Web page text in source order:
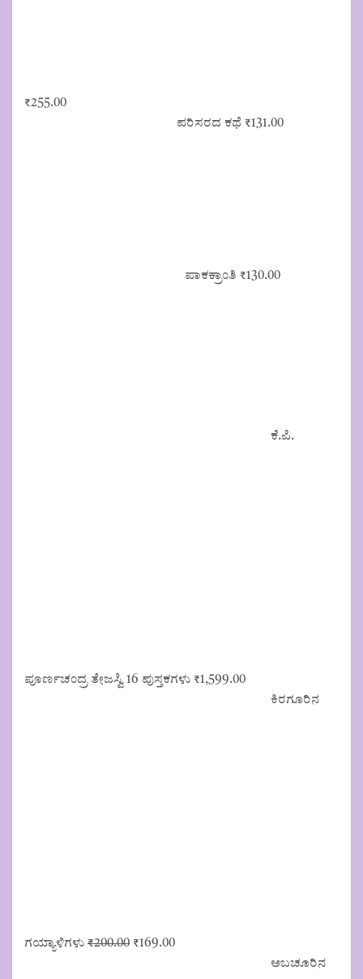
₹255.00
ಪರಿಸರದ ಕಥೆ ₹131.00
ಪಾಕಕ್ರಾಂತಿ ₹130.00
ಕೆ.ಪಿ.
ಪೂರ್ಣಚಂದ್ರ ತೇಜಸ್ವಿ 16 ಪುಸ್ತಕಗಳು ₹1,599.00
ಕಿರಗೂರಿನ
ಗಯ್ಯಾಳಿಗಳು ₹200.00 Original
₹169.00Current
ಅಬಚೂರಿನ